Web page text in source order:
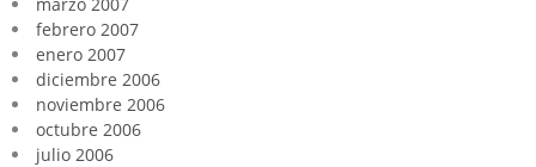
febrero 2007
enero 2007
diciembre 2006
noviembre 2006
octubre 2006
julio 2006